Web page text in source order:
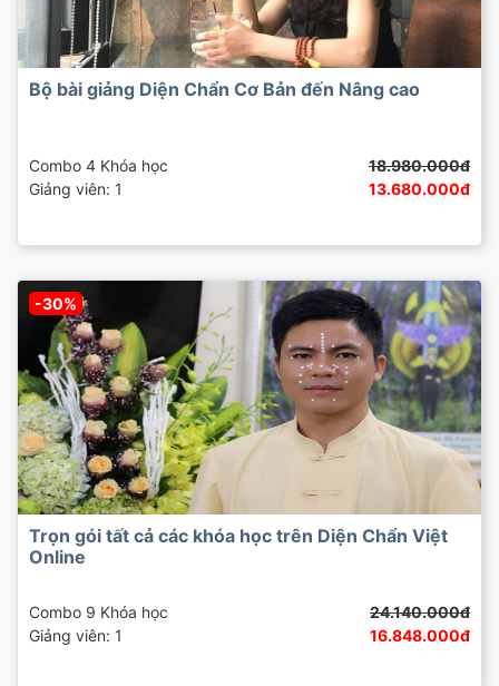
Bộ bài giảng Diện Chẩn Cơ Bản đến Nâng cao
Combo 4 Khóa học
Giảng viên: 1
18.980.000đ
13.680.000đ
-30%
Trọn gói tất cả các khóa học trên Diện Chẩn Việt
Online
Combo 9 Khóa học
Giảng viên: 1
24.140.000đ
16.848.000đ